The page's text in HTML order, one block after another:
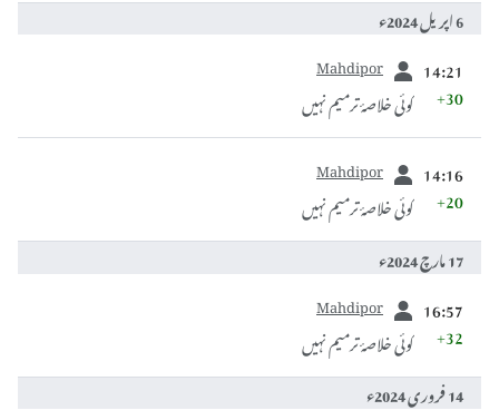
6 اپريل 2024ء
14:21
Mahdipor
+30 کوئی خلاصۂ ترمیم نہیں
14:16
Mahdipor
+20 کوئی خلاصۂ ترمیم نہیں
17 مارچ 2024ء
16:57
Mahdipor
+32 کوئی خلاصۂ ترمیم نہیں
14 فروری 2024ء